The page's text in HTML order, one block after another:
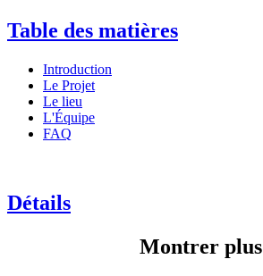
Table des matières
Introduction
Le Projet
Le lieu
L'Équipe
FAQ
Détails
Montrer plus